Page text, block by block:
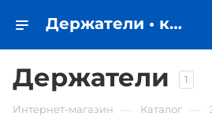
Держатели • купить в Самаре по низкой цене - iЧехол
Держатели 1
Интернет-магазин Каталог